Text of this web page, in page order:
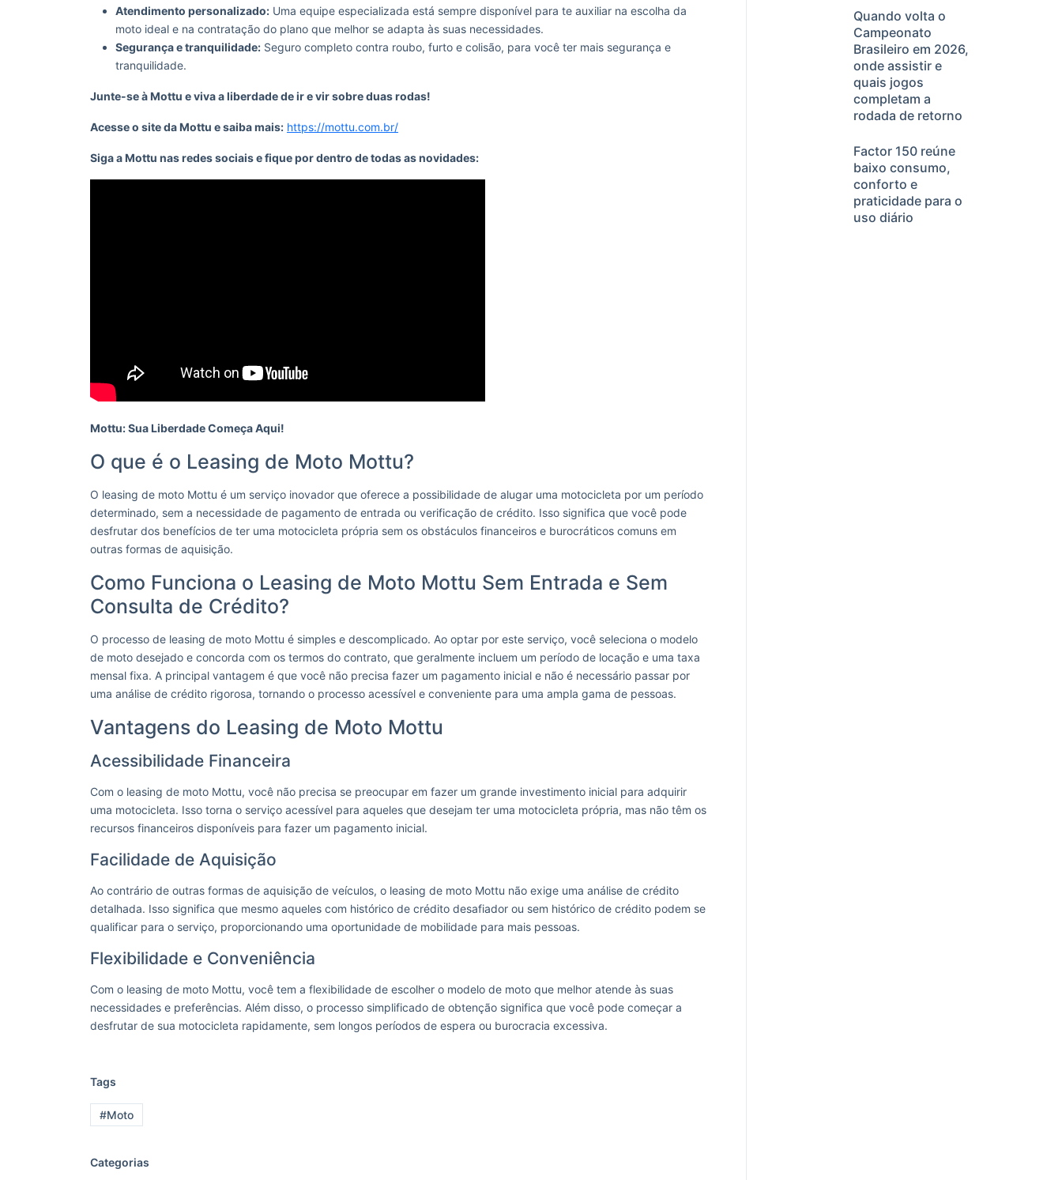
Atendimento personalizado: Uma equipe especializada está sempre disponível para te auxiliar na escolha da
moto ideal e na contratação do plano que melhor se adapta às suas necessidades.
Segurança e tranquilidade: Seguro completo contra roubo, furto e colisão, para você ter mais segurança e
tranquilidade.
Junte-se à Mottu e viva a liberdade de ir e vir sobre duas rodas!
Acesse o site da Mottu e saiba mais: https://mottu.com.br/
Siga a Mottu nas redes sociais e fique por dentro de todas as novidades:
Mottu: Sua Liberdade Começa Aqui!
O que é o Leasing de Moto Mottu?
O leasing de moto Mottu é um serviço inovador que oferece a possibilidade de alugar uma motocicleta por um período
determinado, sem a necessidade de pagamento de entrada ou verificação de crédito. Isso significa que você pode
desfrutar dos benefícios de ter uma motocicleta própria sem os obstáculos financeiros e burocráticos comuns em
outras formas de aquisição.
Como Funciona o Leasing de Moto Mottu Sem Entrada e Sem
Consulta de Crédito?
O processo de leasing de moto Mottu é simples e descomplicado. Ao optar por este serviço, você seleciona o modelo
de moto desejado e concorda com os termos do contrato, que geralmente incluem um período de locação e uma taxa
mensal fixa. A principal vantagem é que você não precisa fazer um pagamento inicial e não é necessário passar por
uma análise de crédito rigorosa, tornando o processo acessível e conveniente para uma ampla gama de pessoas.
Vantagens do Leasing de Moto Mottu
Acessibilidade Financeira
Com o leasing de moto Mottu, você não precisa se preocupar em fazer um grande investimento inicial para adquirir
uma motocicleta. Isso torna o serviço acessível para aqueles que desejam ter uma motocicleta própria, mas não têm os
recursos financeiros disponíveis para fazer um pagamento inicial.
Facilidade de Aquisição
Ao contrário de outras formas de aquisição de veículos, o leasing de moto Mottu não exige uma análise de crédito
detalhada. Isso significa que mesmo aqueles com histórico de crédito desafiador ou sem histórico de crédito podem se
qualificar para o serviço, proporcionando uma oportunidade de mobilidade para mais pessoas.
Flexibilidade e Conveniência
Com o leasing de moto Mottu, você tem a flexibilidade de escolher o modelo de moto que melhor atende às suas
necessidades e preferências. Além disso, o processo simplificado de obtenção significa que você pode começar a
desfrutar de sua motocicleta rapidamente, sem longos períodos de espera ou burocracia excessiva.
Tags
#Moto
Categorias
Quando volta o
Campeonato
Brasileiro em 2026,
onde assistir e
quais jogos
completam a
rodada de retorno
Factor 150 reúne
baixo consumo,
conforto e
praticidade para o
uso diário